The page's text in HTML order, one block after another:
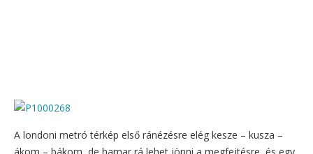
A londoni metró térkép első ránézésre elég kesze – kusza –